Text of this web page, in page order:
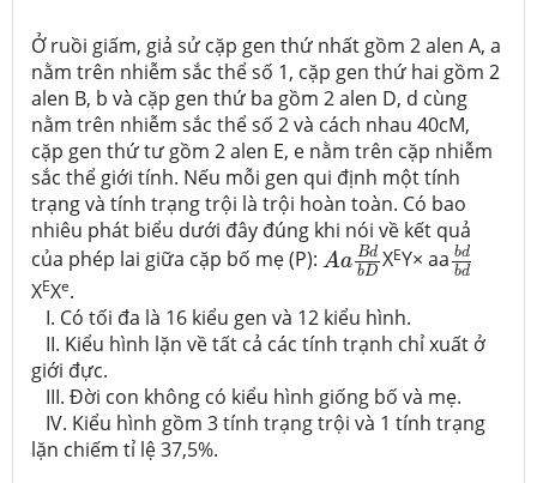
Ở ruồi giấm, giả sử cặp gen thứ nhất gồm 2 alen A, a
nằm trên nhiễm sắc thể số 1, cặp gen thứ hai gồm 2
alen B, b và cặp gen thứ ba gồm 2 alen D, d cùng
nằm trên nhiễm sắc thể số 2 và cách nhau 40cM,
cặp gen thứ tư gồm 2 alen E, e nằm trên cặp nhiễm
sắc thể giới tính. Nếu mỗi gen qui định một tính
trạng và tính trạng trội là trội hoàn toàn. Có bao
nhiêu phát biểu dưới đây đúng khi nói về kết quả
của phép lai giữa cặp bố mẹ (P): Aa Bd
bD
AaBdbD
XEY× aa bd
bd
bd
XEXe.
I. Có tối đa là 16 kiểu gen và 12 kiểu hình.
II. Kiểu hình lặn về tất cả các tính trạnh chỉ xuất ở
giới đực.
III. Đời con không có kiểu hình giống bố và mẹ.
IV. Kiểu hình gồm 3 tính trạng trội và 1 tính trạng
lặn chiếm tỉ lệ 37,5%.